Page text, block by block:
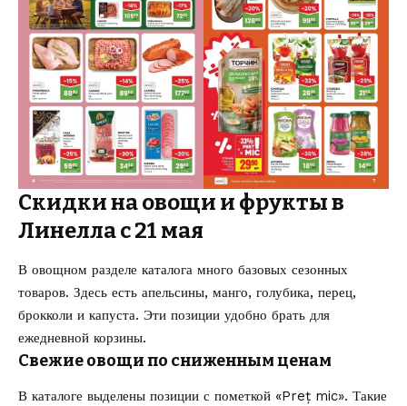
Скидки на овощи и фрукты в
Линелла с 21 мая
В овощном разделе каталога много базовых сезонных
товаров. Здесь есть апельсины, манго, голубика, перец,
брокколи и капуста. Эти позиции удобно брать для
ежедневной корзины.
Свежие овощи по сниженным ценам
В каталоге выделены позиции с пометкой «Preț mic». Такие